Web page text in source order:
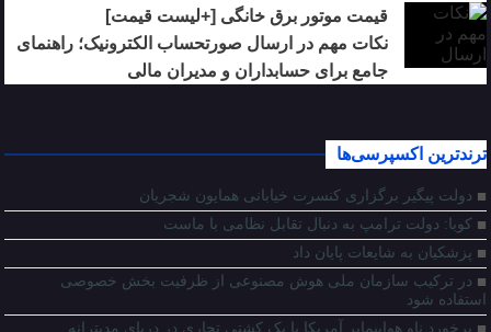
قیمت موتور برق خانگی [+لیست قیمت]
نکات مهم در ارسال صورتحساب الکترونیک؛ راهنمای
جامع برای حسابداران و مدیران مالی
ترندترین اکسپرسی‌ها
دولت پیگیر برگزاری کنسرت خیابانی همایون شجریان
کوبا: دولت ترامپ به دنبال تقابل نظامی با ماست
پزشکیان به شایعات پایان داد
در ترکیب سازمان ملی هوش مصنوعی از ظرفیت بخش خصوصی
استفاده شود
برخورد ناو هواپیمابر آمریکا با یک کشتی تجاری در دریای مدیترانه